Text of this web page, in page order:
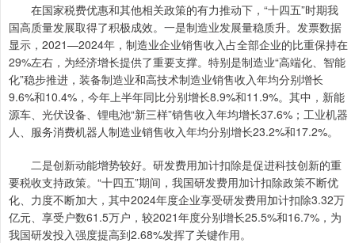
在国家税费优惠和其他相关政策的有力推动下，“十四五”时期我
国高质量发展取得了积极成效。一是制造业发展量稳质升。发票数据
显示，2021—2024年，制造业企业销售收入占全部企业的比重保持在
29%左右，为经济增长提供了重要支撑。特别是制造业“高端化、智能
化”稳步推进，装备制造业和高技术制造业销售收入年均分别增长
9.6%和10.4%，今年上半年同比分别增长8.9%和11.9%。其中，新能
源车、光伏设备、锂电池“新三样”销售收入年均增长37.6%；工业机器
人、服务消费机器人制造业销售收入年均分别增长23.2%和17.2%。
二是创新动能增势较好。研发费用加计扣除是促进科技创新的重
要税收支持政策。“十四五”期间，我国研发费用加计扣除政策不断优
化、力度不断加大，其中2024年度企业享受研发费用加计扣除3.32万
亿元、享受户数61.5万户，较2021年度分别增长25.5%和16.7%，为
我国研发投入强度提高到2.68%发挥了关键作用。